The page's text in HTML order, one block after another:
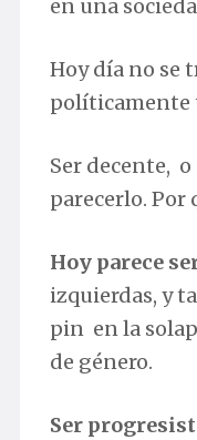
en una
Hoy día no se
políticamente
Ser decente,
parecerlo. Por
Hoy parece
izquierdas, y
pin en la
de género.
Ser